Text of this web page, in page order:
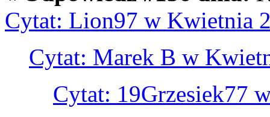
Cytat: Lion97 w Kwietnia
Cytat: Marek B w
Cytat: 19Grzesiek77